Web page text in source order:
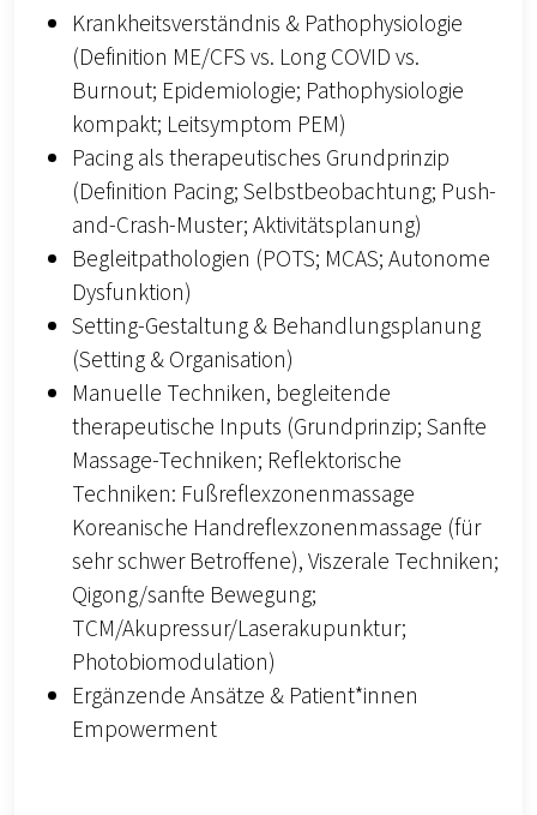
Krankheitsverständnis & Pathophysiologie
(Definition ME/CFS vs. Long COVID vs.
Burnout; Epidemiologie; Pathophysiologie
kompakt; Leitsymptom PEM)
Pacing als therapeutisches Grundprinzip
(Definition Pacing; Selbstbeobachtung; Push-
and-Crash-Muster; Aktivitätsplanung)
Begleitpathologien (POTS; MCAS; Autonome
Dysfunktion)
Setting-Gestaltung & Behandlungsplanung
(Setting & Organisation)
Manuelle Techniken, begleitende
therapeutische Inputs (Grundprinzip; Sanfte
Massage-Techniken; Reflektorische
Techniken: Fußreflexzonenmassage
Koreanische Handreflexzonenmassage (für
sehr schwer Betroffene), Viszerale Techniken;
Qigong/sanfte Bewegung;
TCM/Akupressur/Laserakupunktur;
Photobiomodulation)
Ergänzende Ansätze & Patient*innen
Empowerment